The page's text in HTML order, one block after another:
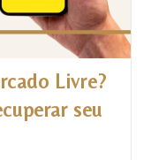
Livre?
seu